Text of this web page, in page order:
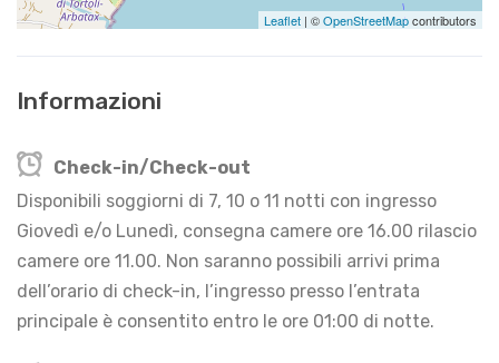
Leaflet | ©OpenStreetMapcontributors
Informazioni
Check-in/Check-out
Disponibili soggiorni di 7, 10 o 11 notti con ingresso
Giovedì e/o Lunedì, consegna camere ore 16.00 rilascio
camere ore 11.00. Non saranno possibili arrivi prima
dell’orario di check-in, l’ingresso presso l’entrata
principale è consentito entro le ore 01:00 di notte.